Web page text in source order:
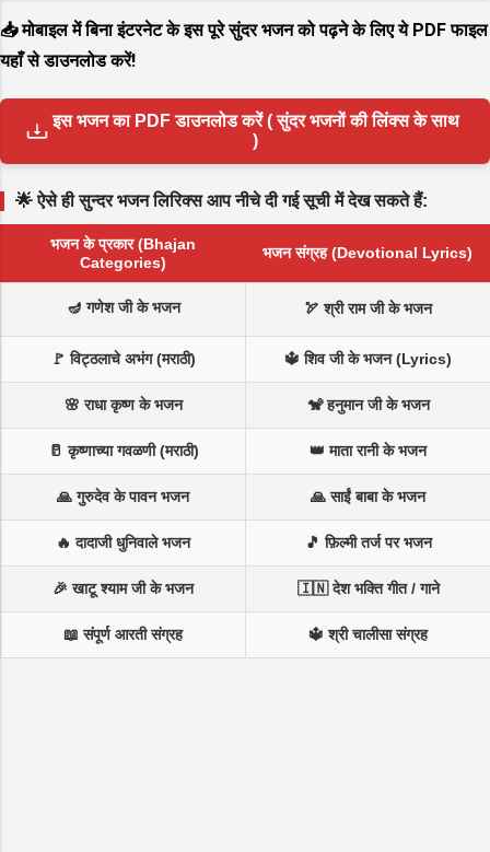
📥 मोबाइल में बिना इंटरनेट के इस पूरे सुंदर भजन को पढ़ने के लिए ये PDF फाइल
यहाँ से डाउनलोड करें!
इस भजन का PDF डाउनलोड करें ( सुंदर भजनों की लिंक्स के साथ
)
🌟 ऐसे ही सुन्दर भजन लिरिक्स आप नीचे दी गई सूची में देख सकते हैं:
भजन के प्रकार (Bhajan
Categories)
भजन संग्रह (Devotional Lyrics)
🪔 गणेश जी के भजन 🏹 श्री राम जी के भजन
🚩 विट्ठलाचे अभंग (मराठी) 🔱 शिव जी के भजन (Lyrics)
🌸 राधा कृष्ण के भजन 🐒 हनुमान जी के भजन
🥛 कृष्णाच्या गवळणी (मराठी) 👑 माता रानी के भजन
🙏 गुरुदेव के पावन भजन 🙏 साईं बाबा के भजन
🔥 दादाजी धुनिवाले भजन 🎵 फ़िल्मी तर्ज पर भजन
🎉 खाटू श्याम जी के भजन 🇮🇳 देश भक्ति गीत / गाने
📖 संपूर्ण आरती संग्रह 🔱 श्री चालीसा संग्रह